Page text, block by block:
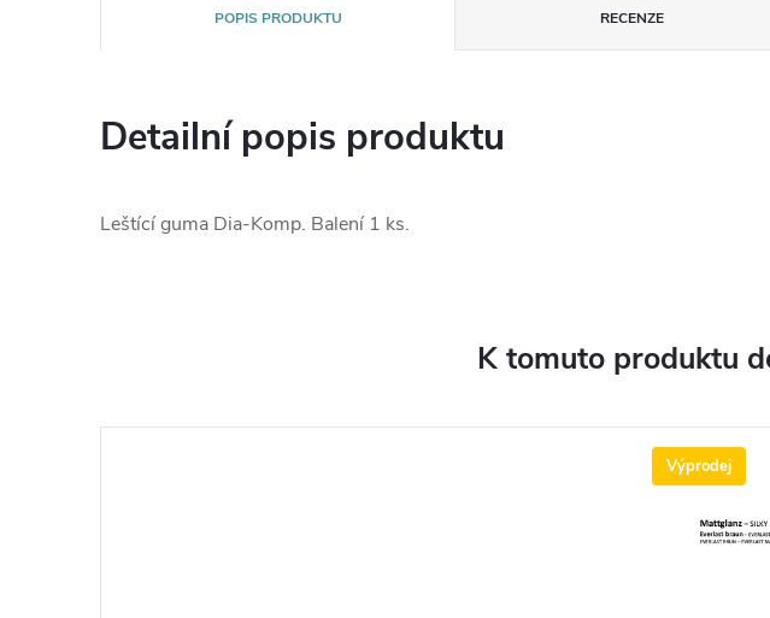
POPIS PRODUKTU RECENZE
Detailní popis produktu
Leštící guma Dia-Komp. Balení 1 ks.
K tomuto produktu
Výprodej